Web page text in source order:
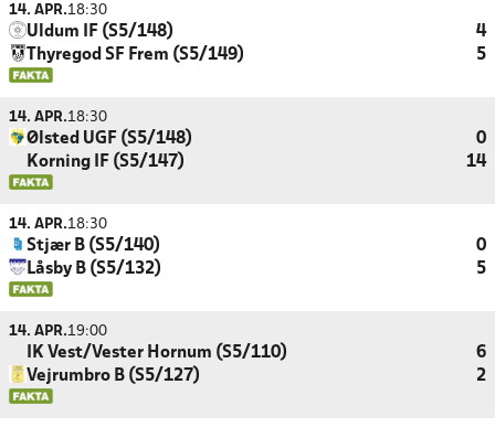
14. APR.18:30
Uldum IF (S5/148)
4
Thyregod SF Frem (S5/149)
5
14. APR.18:30
Ølsted UGF (S5/148)
0
Korning IF (S5/147)
14
14. APR.18:30
Stjær B (S5/140)
0
Låsby B (S5/132)
5
14. APR.19:00
IK Vest/Vester Hornum (S5/110)
6
Vejrumbro B (S5/127)
2